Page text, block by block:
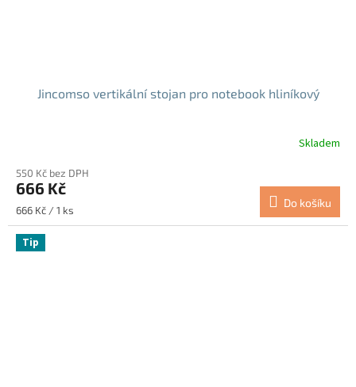
Jincomso vertikální stojan pro notebook hliníkový
produktu
je
5,0
5
hvězdiček.
Skladem
550 Kč bez DPH
666 Kč
Měrná
cena:
666 Kč / 1 ks
Do košíku
Tip